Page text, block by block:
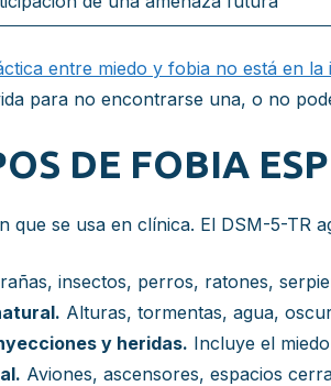
entre miedo y fobia no está en la
para no encontrarse una, o no
DE FOBIA
que se usa en clínica. El DSM-5-TR
insectos, perros, ratones,
Alturas, tormentas, agua,
y heridas. Incluye el
Aviones, ascensores, espacios